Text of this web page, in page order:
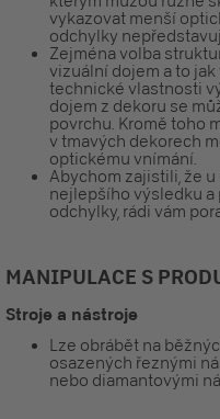
vykazovat menší
odchylky
Zejména volba
vizuální dojem a to
technické vlastnosti
dojem z dekoru se
povrchu. Kromě toho
v tmavých dekorech
optickému vnímání.
Abychom zajistili, že
nejlepšího výsledku a
odchylky, rádi vám
MANIPULACE S
Stroje a nástroje
Lze obrábět na
osazených řeznými
nebo diamantovými